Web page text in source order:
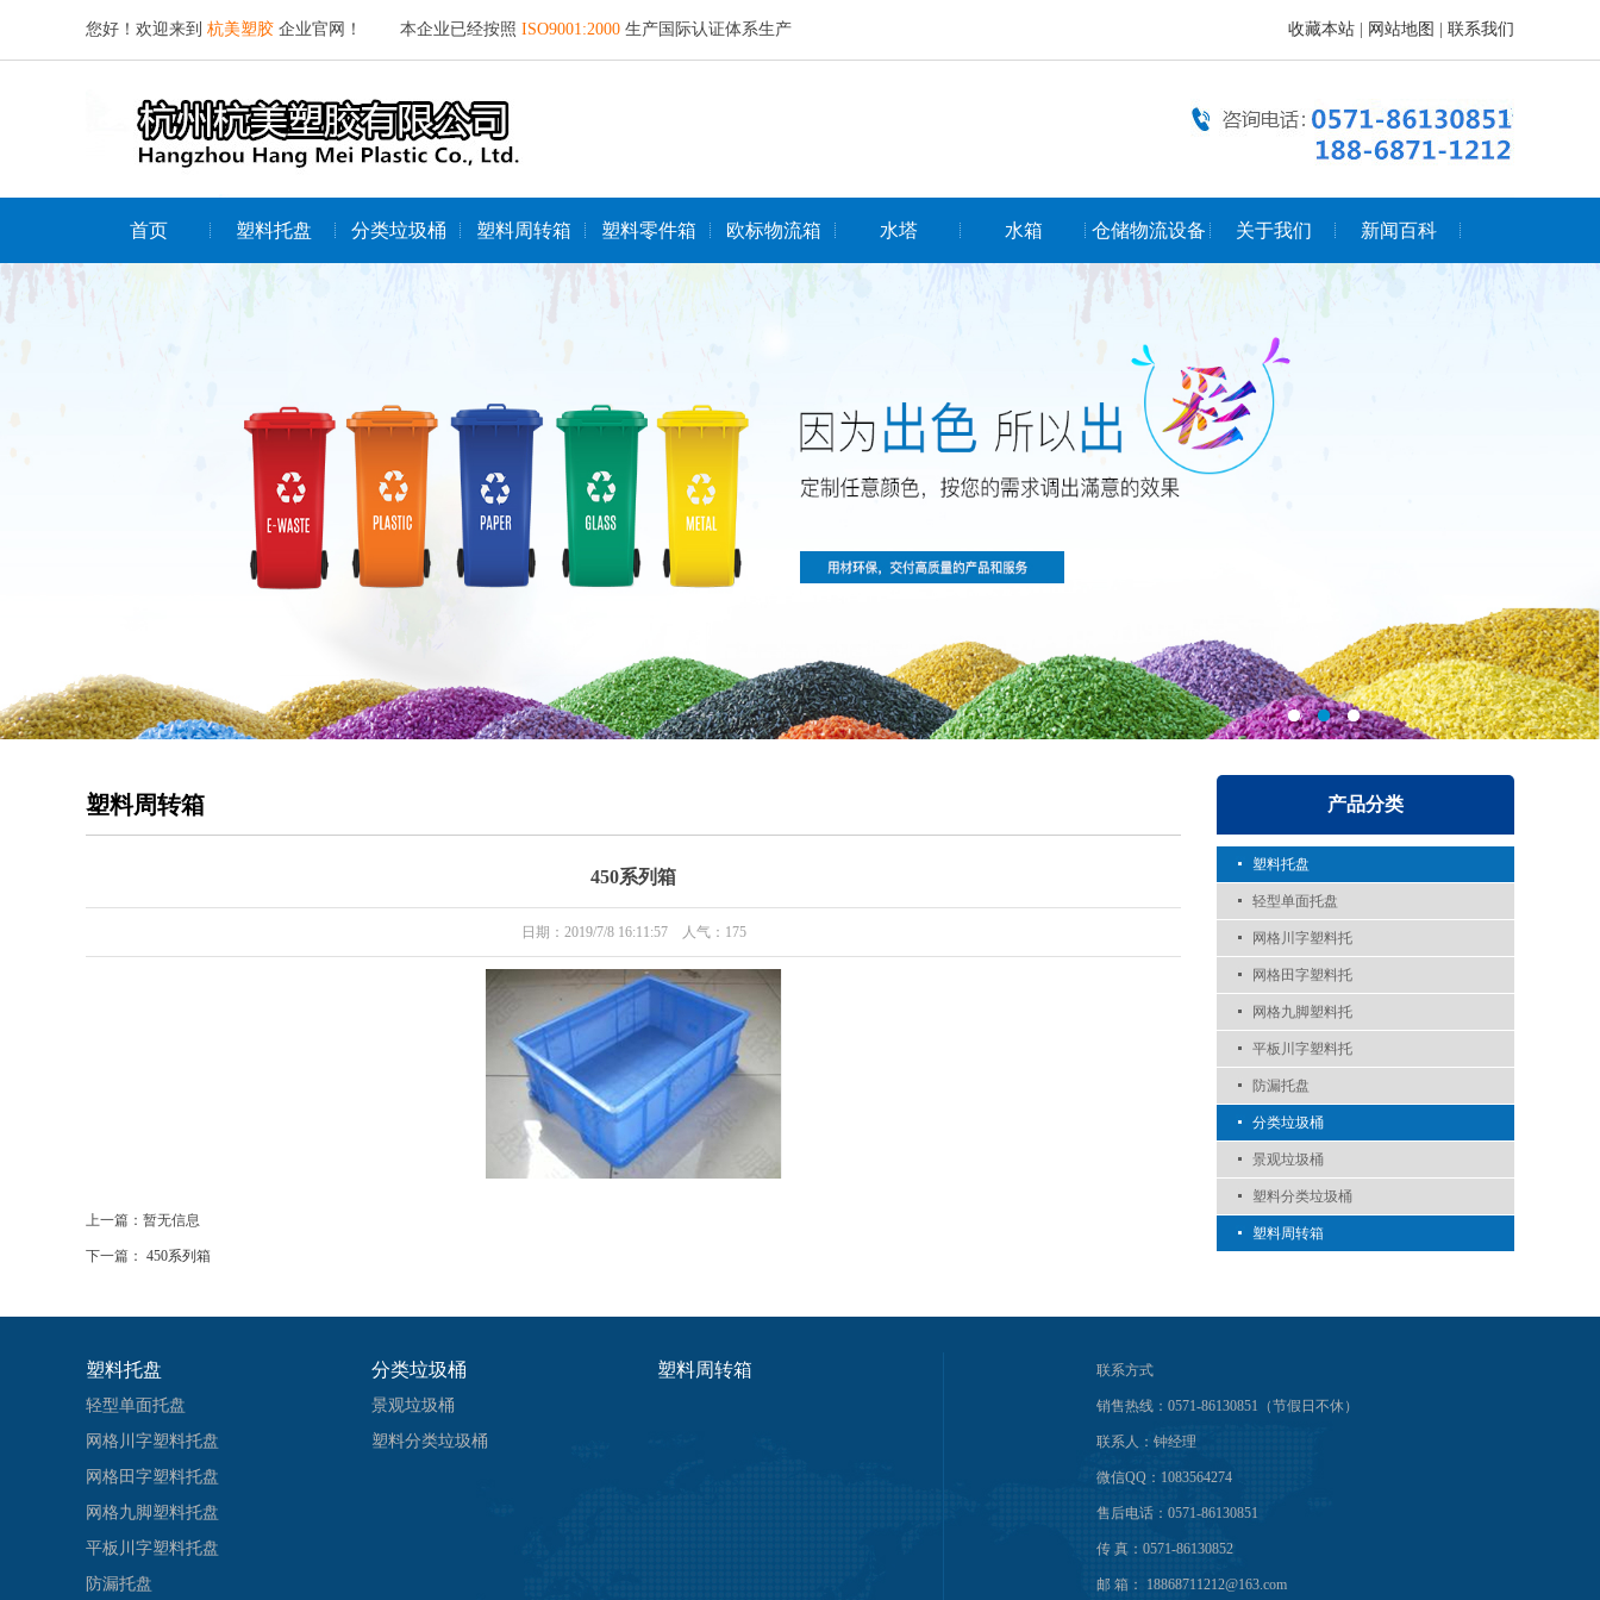
您好！欢迎来到 杭美塑胶 企业官网！ 本企业已经按照 ISO9001:2000 生产国际认证体系生产 收藏本站 网站地图 联系我们
首页 塑料托盘 分类垃圾桶 塑料周转箱 塑料零件箱 欧标物流箱 水塔 水箱 仓储物流设备 关于我们 新闻百科
产品分类
塑料托盘
轻型单面托盘
网格川字塑料托
网格田字塑料托
网格九脚塑料托
平板川字塑料托
防漏托盘
分类垃圾桶
景观垃圾桶
塑料分类垃圾桶
塑料周转箱
塑料周转箱
450系列箱
日期：2019/7/8 16:11:57 人气： 175
上一篇：暂无信息
下一篇： 450系列箱
塑料托盘
轻型单面托盘
网格川字塑料托盘
网格田字塑料托盘
网格九脚塑料托盘
平板川字塑料托盘
防漏托盘
分类垃圾桶
景观垃圾桶
塑料分类垃圾桶
塑料周转箱 联系方式
销售热线：0571-86130851（节假日不休）
联系人：钟经理
微信QQ：1083564274
售后电话：0571-86130851
传 真：0571-86130852
邮 箱： 18868711212@163.com